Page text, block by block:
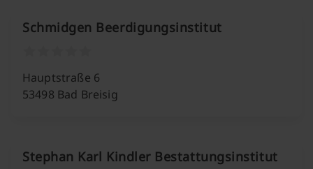
Schmidgen Beerdigungsinstitut
Hauptstraße 6
53498 Bad Breisig
Stephan Karl Kindler Bestattungsinstitut